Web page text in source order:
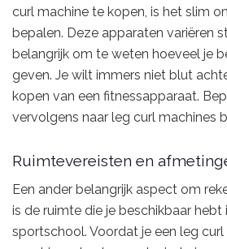
curl machine te kopen, is het slim
bepalen. Deze apparaten variëren
belangrijk om te weten hoeveel je
geven. Je wilt immers niet blut
kopen van een fitnessapparaat.
vervolgens naar leg curl machines
Ruimtevereisten en
Een ander belangrijk aspect om
is de ruimte die je beschikbaar hebt
sportschool. Voordat je een leg